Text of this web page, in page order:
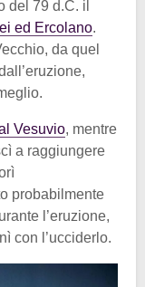
del 79 d.C. il
ed Ercolano.
da quel
Vesuvio, mentre
a raggiungere
probabilmente
l’eruzione,
con l’ucciderlo.